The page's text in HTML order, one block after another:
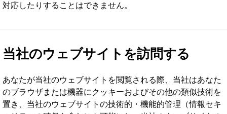
対応したりすることはできません。
当社のウェブサイトを訪問する
あなたが当社のウェブサイトを閲覧される際、当社はあなた
のブラウザまたは機器にクッキーおよびその他の類似技術を
置き、当社のウェブサイトの技術的・機能的管理（情報セキ